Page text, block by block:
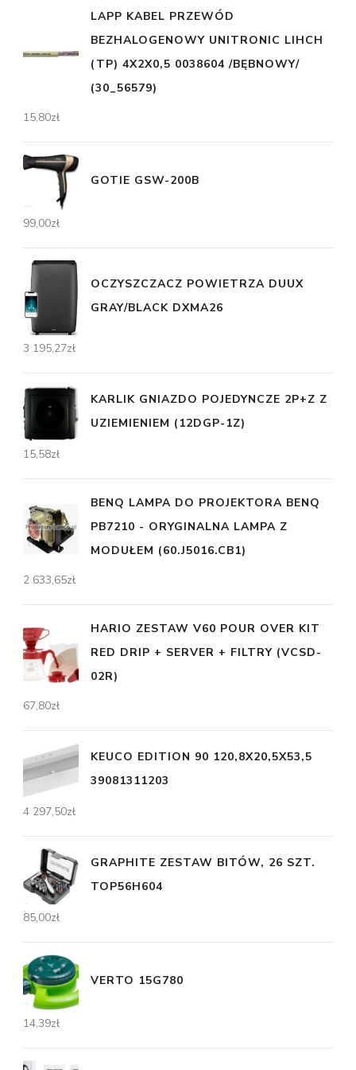
LAPP KABEL PRZEWÓD
BEZHALOGENOWY UNITRONIC LIHCH
(TP) 4X2X0,5 0038604 /BĘBNOWY/
(30_56579)
15,80zł
GOTIE GSW-200B
99,00zł
OCZYSZCZACZ POWIETRZA DUUX
GRAY/BLACK DXMA26
3 195,27zł
KARLIK GNIAZDO POJEDYNCZE 2P+Z Z
UZIEMIENIEM (12DGP-1Z)
15,58zł
BENQ LAMPA DO PROJEKTORA BENQ
PB7210 - ORYGINALNA LAMPA Z
MODUŁEM (60.J5016.CB1)
2 633,65zł
HARIO ZESTAW V60 POUR OVER KIT
RED DRIP + SERVER + FILTRY (VCSD-
02R)
67,80zł
KEUCO EDITION 90 120,8X20,5X53,5
39081311203
4 297,50zł
GRAPHITE ZESTAW BITÓW, 26 SZT.
TOP56H604
85,00zł
VERTO 15G780
14,39zł